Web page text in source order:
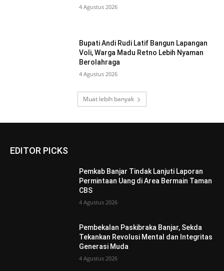
4 Agustus 2026
Bupati Andi Rudi Latif Bangun Lapangan
Voli, Warga Madu Retno Lebih Nyaman
Berolahraga
4 Agustus 2026
Muat lebih banyak
EDITOR PICKS
Pemkab Banjar Tindak Lanjuti Laporan
Permintaan Uang di Area Bermain Taman
CBS
4 Agustus 2026
Pembekalan Paskibraka Banjar, Sekda
Tekankan Revolusi Mental dan Integritas
Generasi Muda
4 Agustus 2026